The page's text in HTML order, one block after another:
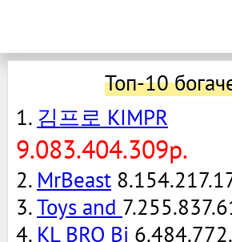
Топ-10
1. 김프로 KIMPR
9.083.404.309р.
2. MrBeast
3.Toys and
4. KL BRO Bi